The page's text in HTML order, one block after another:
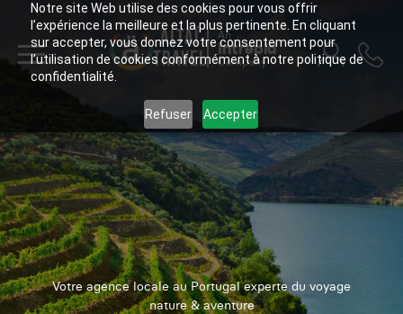
Notre site Web utilise des cookies pour vous offrir
l’expérience la meilleure et la plus pertinente. En cliquant
sur accepter, vous donnez votre consentement pour
l’utilisation de cookies conformément à notre politique de
confidentialité.
Refuser Accepter
ALTAÏ
TRAVEL
An
Intrepid
Company
Votre agence locale au Portugal experte du voyage
nature & aventure